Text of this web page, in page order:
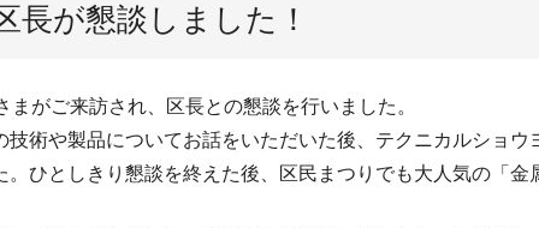
が懇談しました！
がご来訪され、区長との懇談を行いました。
術や製品についてお話をいただいた後、テクニカルショウ
ひとしきり懇談を終えた後、区民まつりでも大人気の「